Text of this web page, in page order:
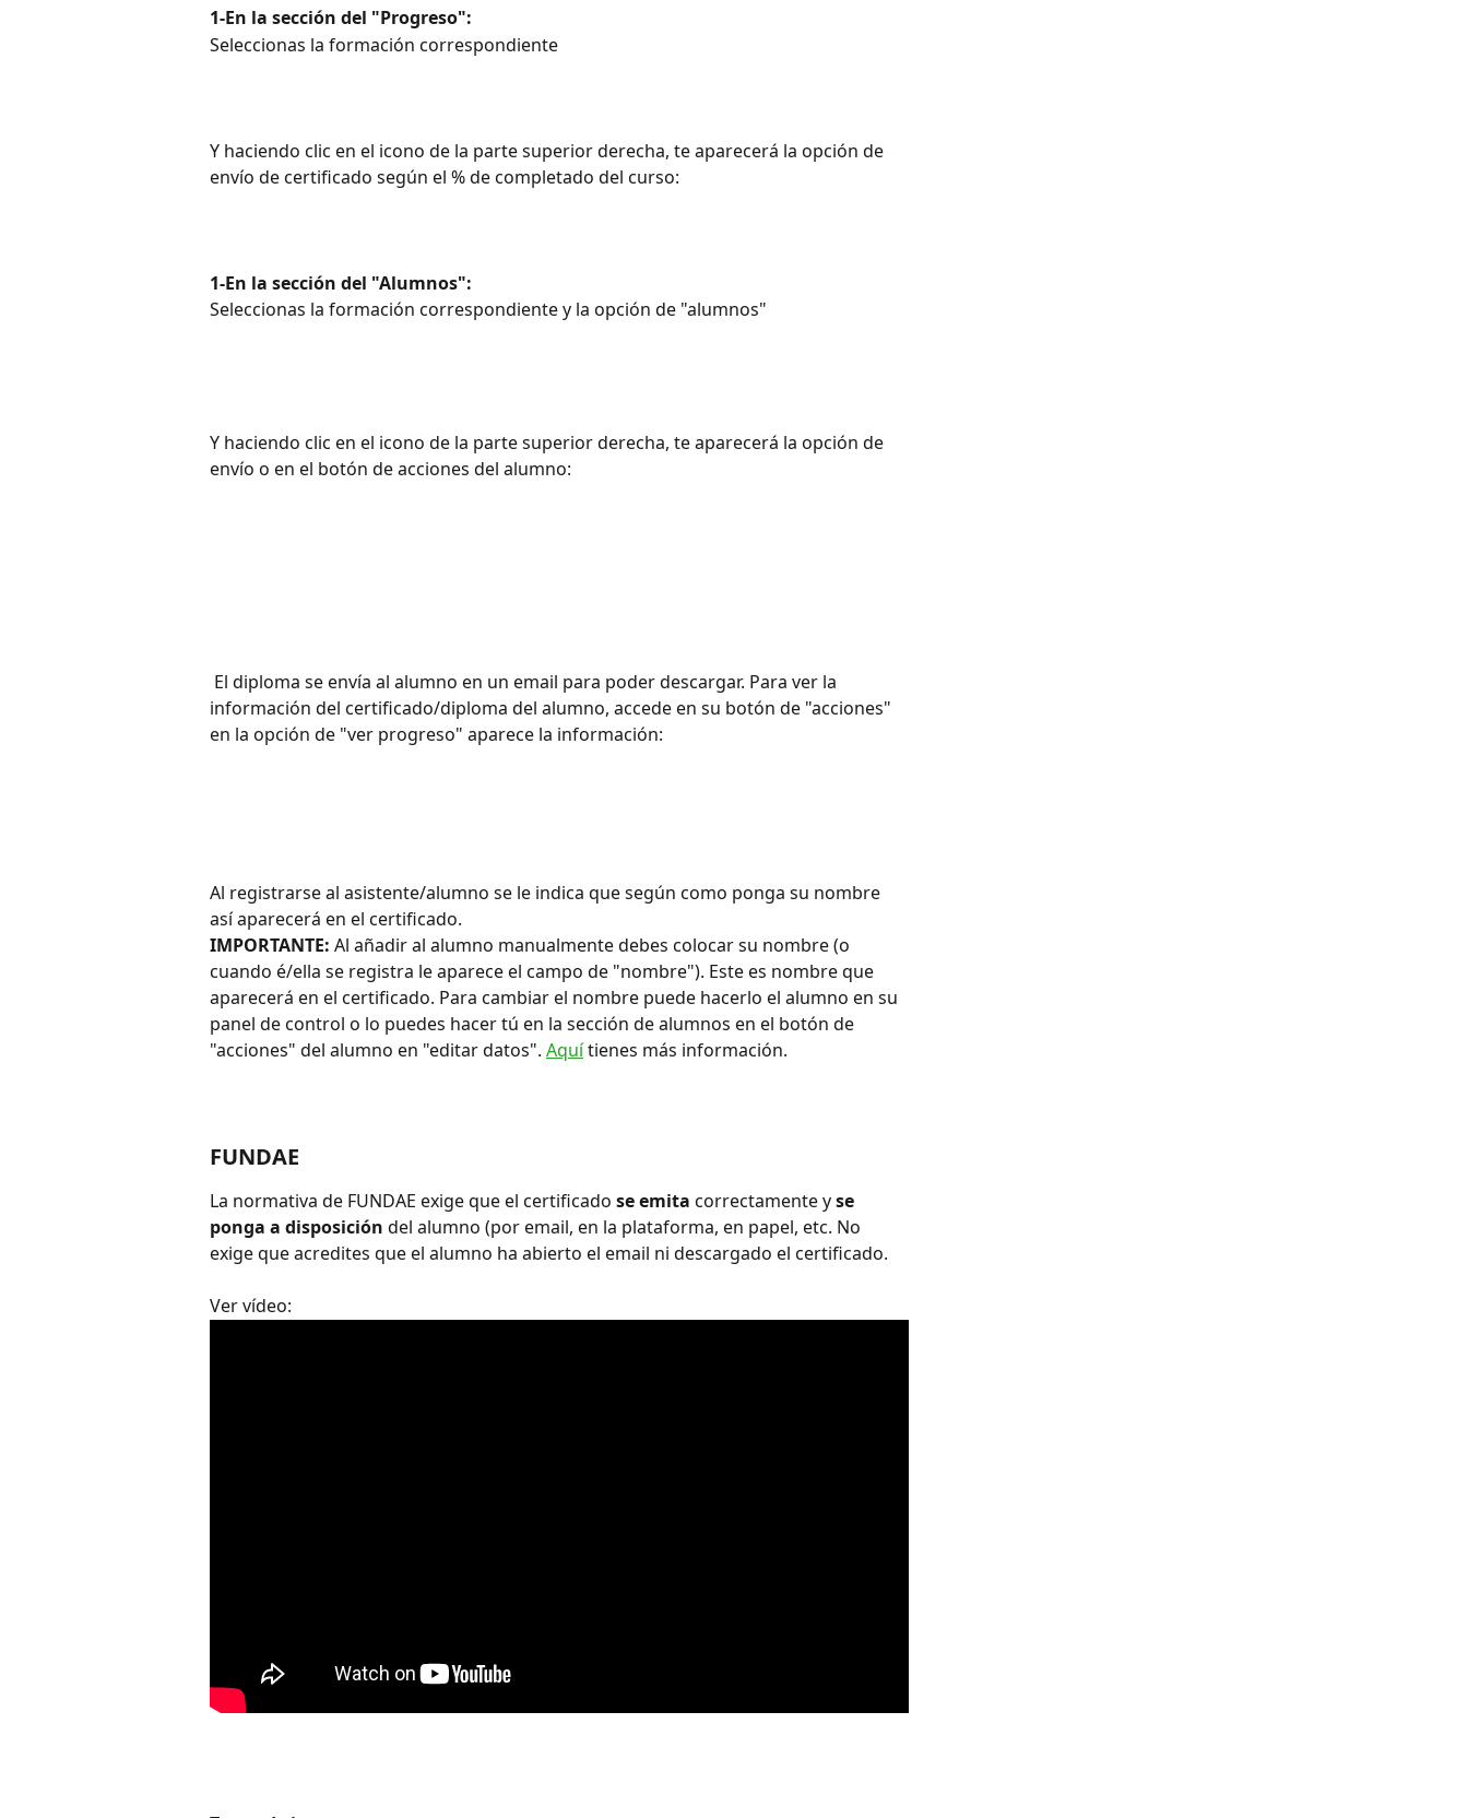
1-En la sección del "Progreso":
Seleccionas la formación correspondiente
Y haciendo clic en el icono de la parte superior derecha, te aparecerá la opción de
envío de certificado según el % de completado del curso:
1-En la sección del "Alumnos":
Seleccionas la formación correspondiente y la opción de "alumnos"
Y haciendo clic en el icono de la parte superior derecha, te aparecerá la opción de
envío o en el botón de acciones del alumno:
información del certificado/diploma del alumno, accede en su botón de "acciones"
en la opción de "ver progreso" aparece la información:
Al registrarse al asistente/alumno se le indica que según como ponga su nombre
así aparecerá en el certificado.
IMPORTANTE: Al añadir al alumno manualmente debes colocar su nombre (o
cuando é/ella se registra le aparece el campo de "nombre"). Este es nombre que
aparecerá en el certificado. Para cambiar el nombre puede hacerlo el alumno en su
panel de control o lo puedes hacer tú en la sección de alumnos en el botón de
"acciones" del alumno en "editar datos". Aquí tienes más información.
FUNDAE
La normativa de FUNDAE exige que el certificado se emita correctamente y se
ponga a disposición del alumno (por email, en la plataforma, en papel, etc. No
exige que acredites que el alumno ha abierto el email ni descargado el certificado.
Ver vídeo: